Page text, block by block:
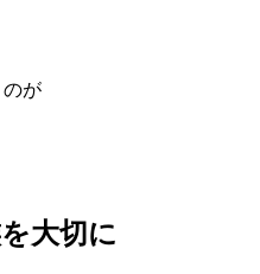
のが
大切に